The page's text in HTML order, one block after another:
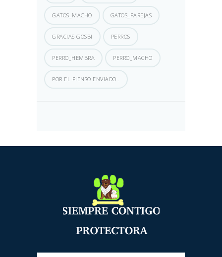
GATOS_MACHO GATOS_PAREJAS
GRACIAS GOSBI PERROS
PERRO_HEMBRA PERRO_MACHO
POR EL PIENSO ENVIADO .